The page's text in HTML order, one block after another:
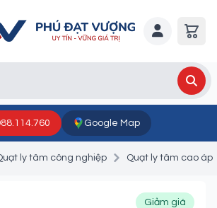
Google Map
ly tâm công nghiệp Quạt ly tâm cao áp
Giảm giá